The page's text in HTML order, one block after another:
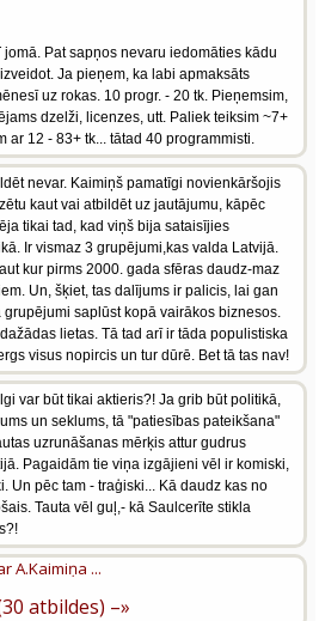
Pat sapņos nevaru iedomāties kādu
Ja pieņem, ka labi apmaksāts
uz rokas. 10 progr. - 20 tk. Pieņemsim,
dzelži, licenzes, utt. Paliek teiksim ~7+
ar 12 - 83+ tk... tātad 40 programmisti.
nevar. Kaimiņš pamatīgi novienkāršojis
kaut vai atbildēt uz jautājumu, kāpēc
tikai tad, kad viņš bija sataisījies
Ir vismaz 3 grupējumi,kas valda Latvijā.
kur pirms 2000. gada sfēras daudz-maz
Un, šķiet, tas dalījums ir palicis, lai gan
saplūst kopā vairākos biznesos.
lietas. Tā tad arī ir tāda populistiska
visus nopircis un tur dūrē. Bet tā tas nav!
var būt tikai aktieris?! Ja grib būt politikā,
un seklums, tā "patiesības pateikšana"
uzrunāšanas mērķis attur gudrus
Pagaidām tie viņa izgājieni vēl ir komiski,
Un pēc tam - traģiski... Kā daudz kas no
Tauta vēl guļ,- kā Saulcerīte stikla
A.Kaimiņa ...
atbildes) –»